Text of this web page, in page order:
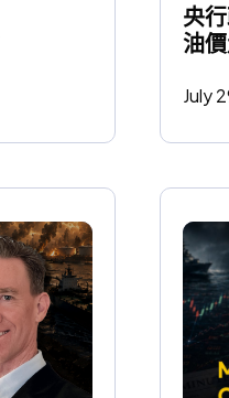
央
油
July